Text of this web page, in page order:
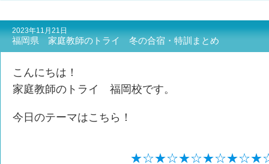
2023年11月21日
福岡県 家庭教師のトライ 冬の合宿・特訓まとめ
こんにちは！
家庭教師のトライ 福岡校です。
今日のテーマはこちら！